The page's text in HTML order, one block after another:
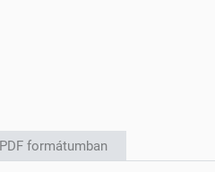
formátumban